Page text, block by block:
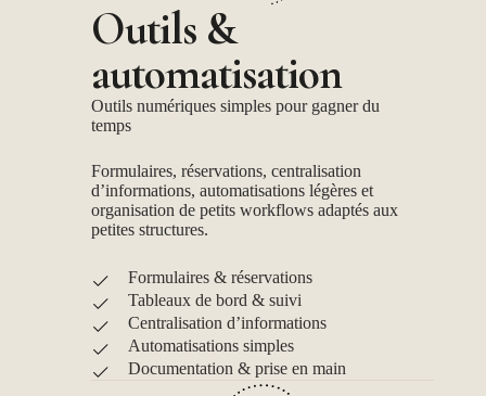
Outils &
automatisation
Outils numériques simples pour gagner du
temps
Formulaires, réservations, centralisation
d’informations, automatisations légères et
organisation de petits workflows adaptés aux
petites structures.
Formulaires & réservations
Tableaux de bord & suivi
Centralisation d’informations
Automatisations simples
Documentation & prise en main